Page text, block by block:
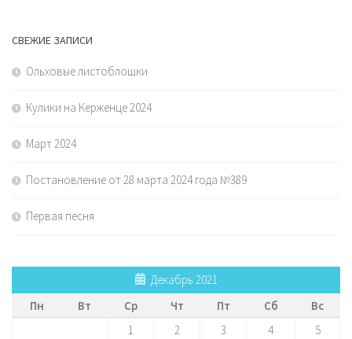
СВЕЖИЕ ЗАПИСИ
Ольховые листоблошки
Кулики на Керженце 2024
Март 2024
Постановление от 28 марта 2024 года №389
Первая песня
Декабрь 2021
Пн
Вт Ср Чт Пт Сб
Вс
1
2 3 4
5